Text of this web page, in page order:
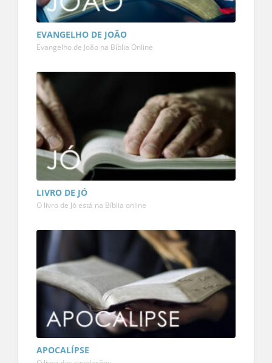
EVANGELHO DE JOÃO
Evangelho de João na Bíblia Online
LIVRO DE JÓ
O livro de Jó está na Bíblia online
APOCALÍPSE